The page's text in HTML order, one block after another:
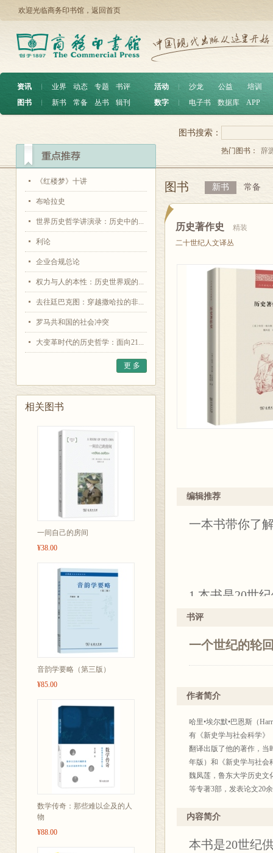
欢迎光临商务印书馆， 返回首页
资讯 ︱ 业界 动态 专题
书评
图书
︱ 新书 常备 丛书 辑刊
活动 沙龙 公益
培训
数字
电子书 数据库 APP
《红楼梦》十讲
布哈拉史
世界历史哲学讲演录：历史中的...
利论
企业合规总论
权力与人的本性：历史世界观的...
去往廷巴克图：穿越撒哈拉的非...
罗马共和国的社会冲突
大变革时代的历史哲学：面向21...
更 多
相关图书
一间自己的房间
¥38.00
音韵学要略（第三版）
¥85.00
数学传奇：那些难以企及的人
物
¥88.00
图书搜索：
热门图书： 辞
图书 新书 常备
历史著作史
精装
二十世纪人文译丛
编辑推荐
一本书带你了
1.本书是20世
国新史学研究
展，在1963年
的写作和修订
用和计量研究
上”代替了之前
思。
2.《历史著作
编撰情况，更
了西方史学发
书评
一个世纪的轮
作者简介
哈里•埃尔默•巴恩斯（
有《新史学与社会科学》
翻译出版了他的著作，当
年版）和《新史学与社会
魏凤莲，鲁东大学历史文
等专著3部，发表论文20
内容简介
本书是20世纪